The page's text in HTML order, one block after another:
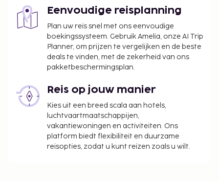
Een schoonmaakservice is beschikbaar tegen
betaling
Toeslag voor babybed: EUR 5 per dag
Deze lijst is mogelijk niet volledig. Toeslagen en
borgsommen zijn mogelijk excl. btw en kunnen
Het seizoensgebonden zwembad is geopend
van mei tot oktober.
Eén kind t/m 5 jaar oud verblijft gratis wanneer
hij/zij in dezelfde kamer als de ouders of voogd
slaapt en het aanwezige beddengoed gebruikt.
Je kunt na overleg met de accommodatie
Eenvoudige reisplanning
Plan uw reis snel met ons eenvoudige
boekingssysteem. Gebruik Amelia, onze AI Trip
Planner, om prijzen te vergelijken en de beste
deals te vinden, met de zekerheid van ons
pakketbeschermingsplan.
Reis op jouw manier
Kies uit een breed scala aan hotels,
luchtvaartmaatschappijen,
vakantiewoningen en activiteiten. Ons
platform biedt flexibiliteit en duurzame
reisopties, zodat u kunt reizen zoals u wilt.